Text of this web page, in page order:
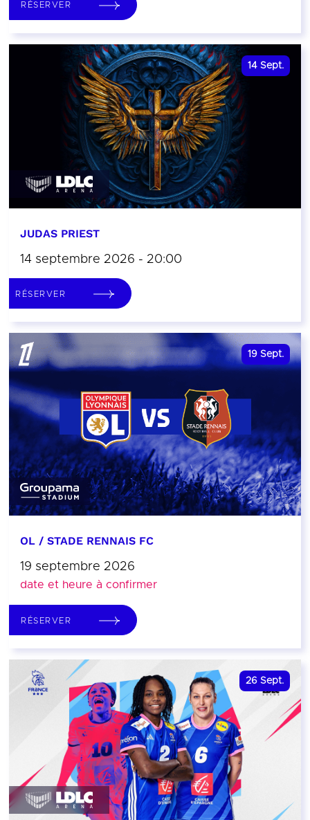
RÉSERVER
14 Sept.
JUDAS PRIEST
14 septembre 2026 - 20:00
RÉSERVER
19 Sept.
OL / STADE RENNAIS FC
19 septembre 2026
date et heure à confirmer
RÉSERVER
26 Sept.